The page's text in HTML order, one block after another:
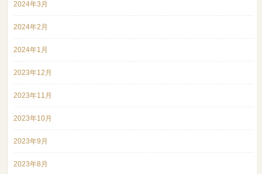
2024年3月
2024年2月
2024年1月
2023年12月
2023年11月
2023年10月
2023年9月
2023年8月